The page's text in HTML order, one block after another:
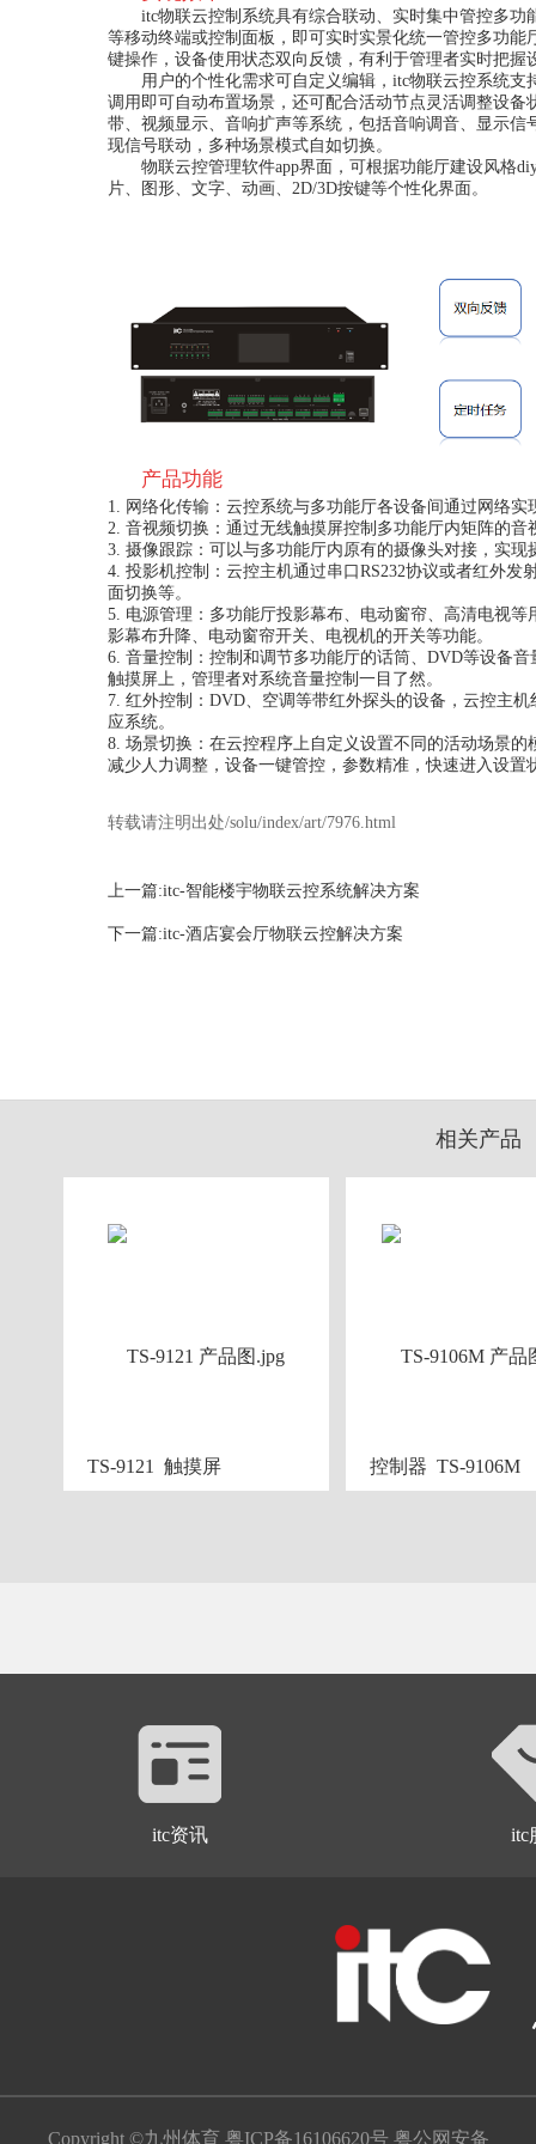
itc物联云控制系统具有综合联动、实时集中管控多功
等移动终端或控制面板，即可实时实景化统一管控多功
键操作，设备使用状态双向反馈，有利于管理者实时把握
用户的个性化需求可自定义编辑，itc物联云控系统支
调用即可自动布置场景，还可配合活动节点灵活调整设
带、视频显示、音响扩声等系统，包括音响调音、显示
现信号联动，多种场景模式自如切换。
物联云控管理软件app界面，可根据功能厅建设风格
片、图形、文字、动画、2D/3D按键等个性化界面。
产品功能
1. 网络化传输：云控系统与多功能厅各设备间通过网络
2. 音视频切换：通过无线触摸屏控制多功能厅内矩阵的
3. 摄像跟踪：可以与多功能厅内原有的摄像头对接，实
4. 投影机控制：云控主机通过串口RS232协议或者红外发
面切换等。
5. 电源管理：多功能厅投影幕布、电动窗帘、高清电视
影幕布升降、电动窗帘开关、电视机的开关等功能。
6. 音量控制：控制和调节多功能厅的话筒、DVD等设备
触摸屏上，管理者对系统音量控制一目了然。
7. 红外控制：DVD、空调等带红外探头的设备，云控主
应系统。
8. 场景切换：在云控程序上自定义设置不同的活动场景
减少人力调整，设备一键管控，参数精准，快速进入设置
转载请注明出处/solu/index/art/7976.html
上一篇:itc-智能楼宇物联云控系统解决方案
下一篇:itc-酒店宴会厅物联云控解决方案
相关产品
TS-9121  触摸屏 控制器  TS-9106M
itc资讯 itc
Copyright ©九州体育粤ICP备16106620号粤公网安备